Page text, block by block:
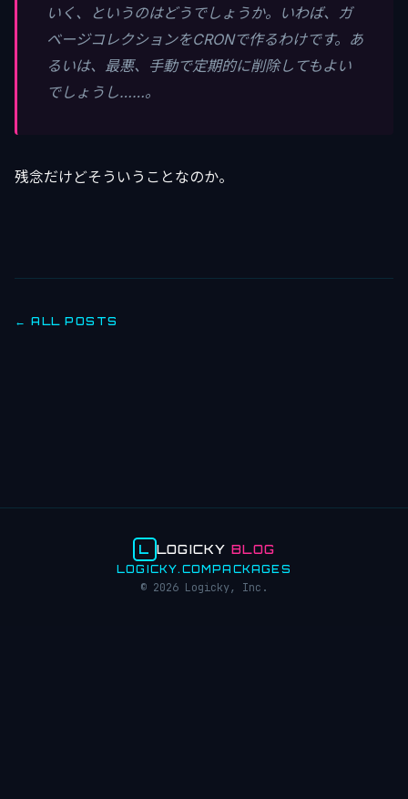
いく、というのはどうでしょうか。いわば、ガ
ベージコレクションをCRONで作るわけです。あ
るいは、最悪、手動で定期的に削除してもよい
でしょうし……。
残念だけどそういうことなのか。
← ALL POSTS
L LOGICKYBLOG
LOGICKY.COMPACKAGES
© 2026 Logicky, Inc.